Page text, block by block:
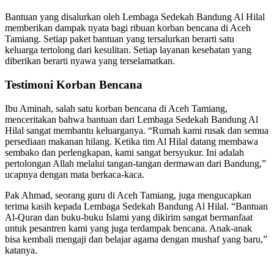
Bantuan yang disalurkan oleh Lembaga Sedekah Bandung Al Hilal
memberikan dampak nyata bagi ribuan korban bencana di Aceh
Tamiang. Setiap paket bantuan yang tersalurkan berarti satu
keluarga tertolong dari kesulitan. Setiap layanan kesehatan yang
diberikan berarti nyawa yang terselamatkan.
Testimoni Korban Bencana
Ibu Aminah, salah satu korban bencana di Aceh Tamiang,
menceritakan bahwa bantuan dari Lembaga Sedekah Bandung Al
Hilal sangat membantu keluarganya. “Rumah kami rusak dan semua
persediaan makanan hilang. Ketika tim Al Hilal datang membawa
sembako dan perlengkapan, kami sangat bersyukur. Ini adalah
pertolongan Allah melalui tangan-tangan dermawan dari Bandung,”
ucapnya dengan mata berkaca-kaca.
Pak Ahmad, seorang guru di Aceh Tamiang, juga mengucapkan
terima kasih kepada Lembaga Sedekah Bandung Al Hilal. “Bantuan
Al-Quran dan buku-buku Islami yang dikirim sangat bermanfaat
untuk pesantren kami yang juga terdampak bencana. Anak-anak
bisa kembali mengaji dan belajar agama dengan mushaf yang baru,”
katanya.